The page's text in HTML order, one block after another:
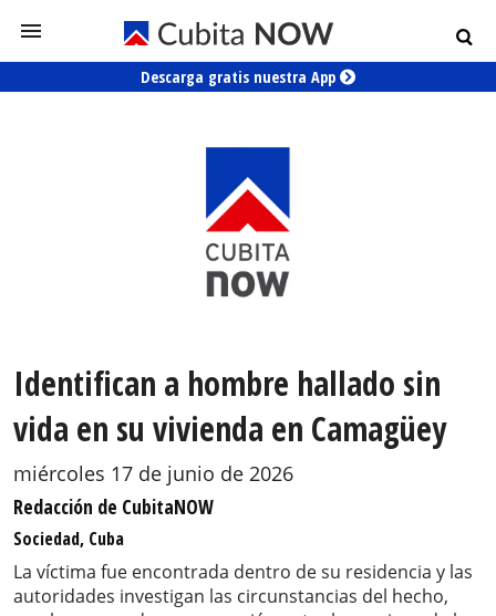
Descarga gratis nuestra App
Identifican a hombre hallado sin
vida en su vivienda en Camagüey
miércoles 17 de junio de 2026
Redacción de CubitaNOW
Sociedad, Cuba
La víctima fue encontrada dentro de su residencia y las
autoridades investigan las circunstancias del hecho,